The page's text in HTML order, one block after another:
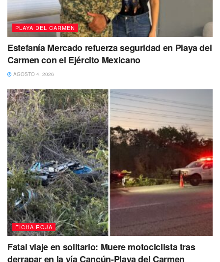
PLAYA DEL CARMEN
Estefanía Mercado refuerza seguridad en Playa del
Carmen con el Ejército Mexicano
AGOSTO 4, 2026
FICHA ROJA
Fatal viaje en solitario: Muere motociclista tras
derrapar en la vía Cancún-Playa del Carmen